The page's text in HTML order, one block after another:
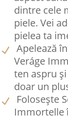
dintre cele
piele. Vei
pielea ta
Apelează
Veráge
ten aspru
doar un
Folosește
Immortelle